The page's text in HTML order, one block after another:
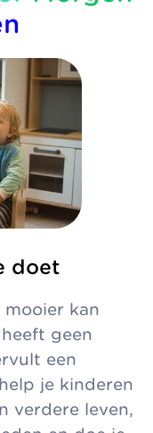
doet
kan
geen
een
je kinderen
verdere leven,